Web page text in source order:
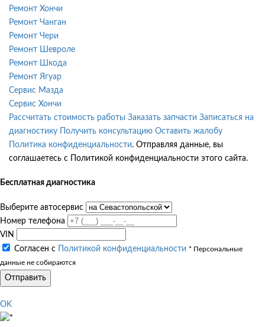
Ремонт Хончи
Ремонт Чанган
Ремонт Чери
Ремонт Шевроле
Ремонт Шкода
Ремонт Ягуар
Сервис Мазда
Сервис Хончи
Рассчитать стоимость работы Заказать запчасти Записаться на
диагностику
Получить консультацию Оставить жалобу
Политика конфиденциальности. Отправляя данные, вы
соглашаетесь с Политикой конфиденциальности этого сайта.
Бесплатная диагностика
Выберите автосервис
Номер телефона
VIN
Согласен с
Политикой конфиденциальности * Персональные
данные не собираются
Отправить
OK